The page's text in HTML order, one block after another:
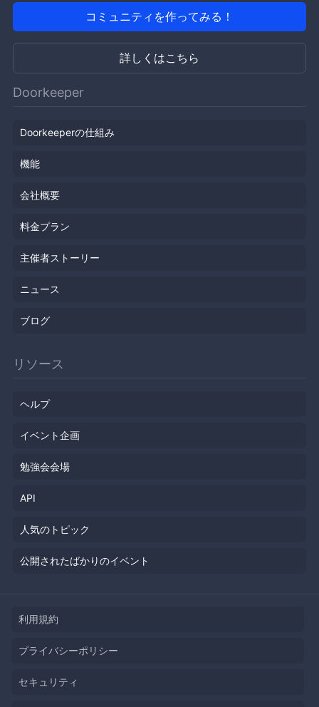
コミュニティを作ってみる！
詳しくはこちら
Doorkeeper
Doorkeeperの仕組み
機能
会社概要
料金プラン
主催者ストーリー
ニュース
ブログ
リソース
ヘルプ
イベント企画
勉強会会場
API
人気のトピック
公開されたばかりのイベント
利用規約
プライバシーポリシー
セキュリティ